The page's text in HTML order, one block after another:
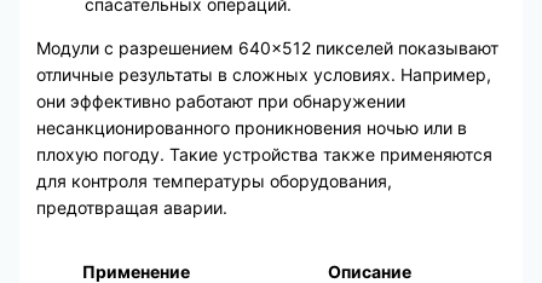
Модули с разрешением 640×512 пикселей показывают
отличные результаты в сложных условиях. Например,
они эффективно работают при обнаружении
несанкционированного проникновения ночью или в
плохую погоду. Такие устройства также применяются
для контроля температуры оборудования,
предотвращая аварии.
Применение Описание